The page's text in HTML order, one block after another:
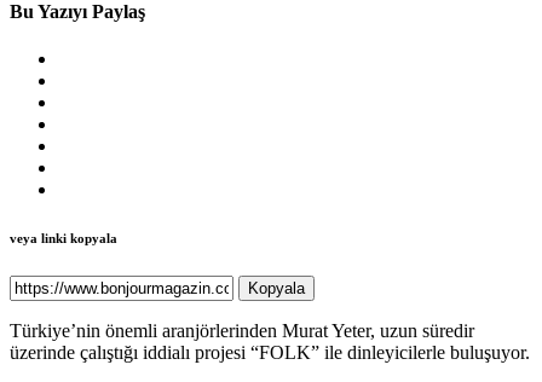
Bu Yazıyı Paylaş
veya linki kopyala
Kopyala
Türkiye’nin önemli aranjörlerinden Murat Yeter, uzun süredir
üzerinde çalıştığı iddialı projesi “FOLK” ile dinleyicilerle buluşuyor.